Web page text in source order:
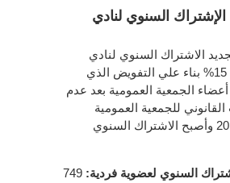
السنوي لنادي
الاشتراك السنوي لنادي
الشمس بنسبة 15% بناء علي التفويض الذي
الجمعية العمومية بعد عدم
للجمعية العمومية
العادية لعام 2019 وأصبح الاشتراك السنوي
السنوي لعضوية فردية: 749